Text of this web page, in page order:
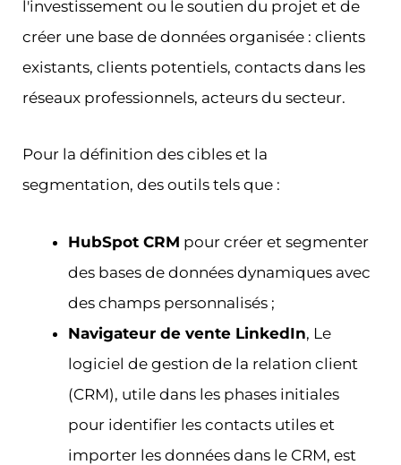
l'investissement ou le soutien du projet et de
créer une base de données organisée : clients
existants, clients potentiels, contacts dans les
réseaux professionnels, acteurs du secteur.
Pour la définition des cibles et la
segmentation, des outils tels que :
HubSpot CRM pour créer et segmenter
des bases de données dynamiques avec
des champs personnalisés ;
Navigateur de vente LinkedIn, Le
logiciel de gestion de la relation client
(CRM), utile dans les phases initiales
pour identifier les contacts utiles et
importer les données dans le CRM, est